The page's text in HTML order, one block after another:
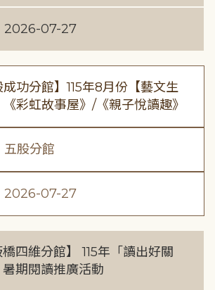
2026-07-27
成功分館】115年8月份【藝文生
彩虹故事屋》/《親子悅讀趣》
五股分館
2026-07-27
橋四維分館】 115年「讀出好關
期閱讀推廣活動